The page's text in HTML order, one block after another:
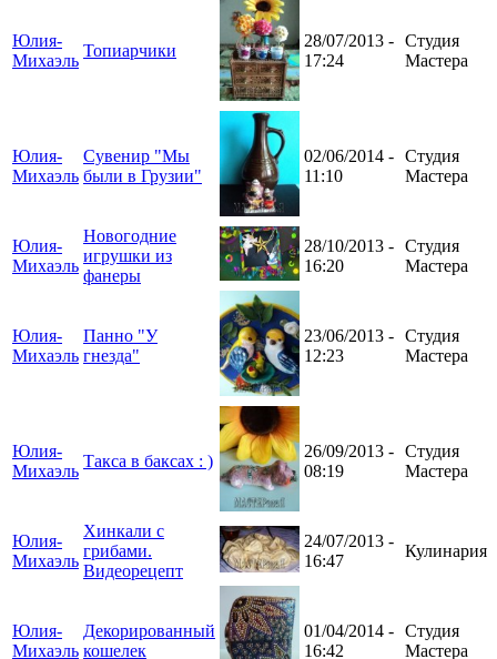
Юлия-
Михаэль
Топиарчики
28/07/2013 -
17:24
Студия
Мастера
Юлия-
Михаэль
Сувенир "Мы
были в Грузии"
02/06/2014 -
11:10
Студия
Мастера
Юлия-
Михаэль
Новогодние
игрушки из
фанеры
28/10/2013 -
16:20
Студия
Мастера
Юлия-
Михаэль
Панно "У
гнезда"
23/06/2013 -
12:23
Студия
Мастера
Юлия-
Михаэль
Такса в баксах : )
26/09/2013 -
08:19
Студия
Мастера
Юлия-
Михаэль
Хинкали с
грибами.
Видеорецепт
24/07/2013 -
16:47
Кулинария
Юлия-
Михаэль
Декорированный
кошелек
01/04/2014 -
16:42
Студия
Мастера